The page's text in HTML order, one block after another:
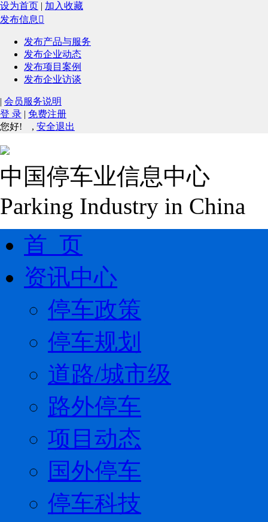
设为首页 | 加入收藏
发布信息 
发布产品与服务
发布企业动态
发布项目案例
发布企业访谈
| 会员服务说明
登 录 | 免费注册
您好!
, 安全退出
中国停车业信息中心
Parking Industry in China
首 页
资讯中心
停车政策
停车规划
道路/城市级
路外停车
项目动态
国外停车
停车科技